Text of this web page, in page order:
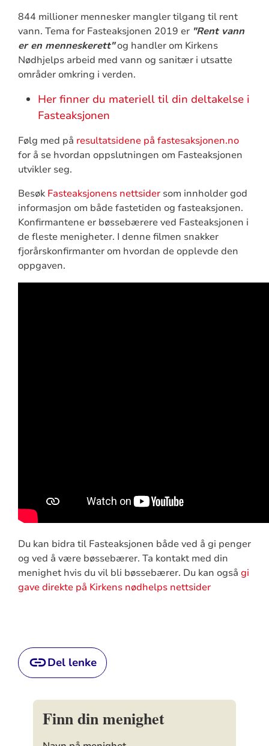
844 millioner mennesker mangler tilgang til rent
vann. Tema for Fasteaksjonen 2019 er "Rent vann
er en menneskerett"og handler om Kirkens
Nødhjelps arbeid med vann og sanitær i utsatte
områder omkring i verden.
Her finner du materiell til din deltakelse i
Fasteaksjonen
Følg med på resultatsidene på fastesaksjonen.no
for å se hvordan oppslutningen om Fasteaksjonen
utvikler seg.
Besøk Fasteaksjonens nettsidersom innholder god
informasjon om både fastetiden og fasteaksjonen.
Konfirmantene er bøssebærere ved Fasteaksjonen i
de fleste menigheter. I denne filmen snakker
fjorårskonfirmanter om hvordan de opplevde den
oppgaven.
Du kan bidra til Fasteaksjonen både ved å gi penger
og ved å være bøssebærer. Ta kontakt med din
menighet hvis du vil bli bøssebærer. Du kan også gi
gave direkte på Kirkens nødhelps nettsider
Del lenke
Finn din menighet